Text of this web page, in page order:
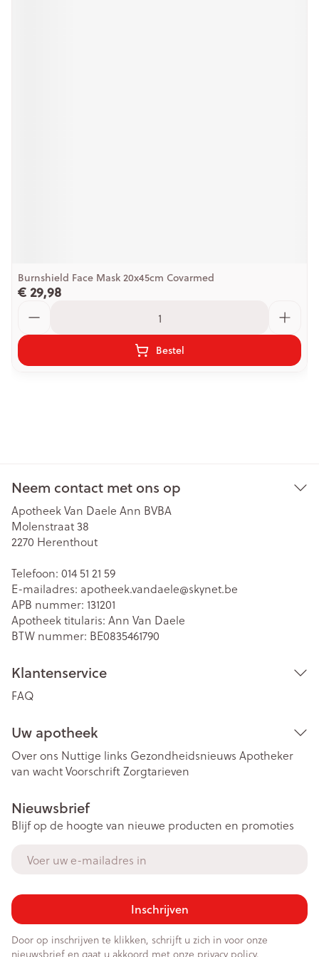
Burnshield Face Mask 20x45cm Covarmed
€ 29,98
Bestel
Neem contact met ons op
Apotheek Van Daele Ann BVBA
Molenstraat 38
2270 Herenthout
Telefoon: 014 51 21 59
E-mailadres: apotheek.vandaele@skynet.be
APB nummer: 131201
Apotheek titularis: Ann Van Daele
BTW nummer: BE0835461790
Klantenservice
FAQ
Uw apotheek
Over ons Nuttige links Gezondheidsnieuws Apotheker
van wachtVoorschriftZorgtarieven
Nieuwsbrief
Blijf op de hoogte van nieuwe producten en promoties
Inschrijven
Door op inschrijven te klikken, schrijft u zich in voor onze
nieuwsbrief en gaat u akkoord met onze privacy policy.